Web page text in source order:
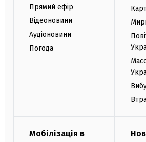
Прямий ефір
Відеоновини
Аудіоновини
Погода
Мобілізація в